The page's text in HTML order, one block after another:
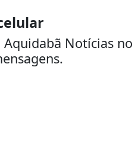
Aquidabã Notícias no